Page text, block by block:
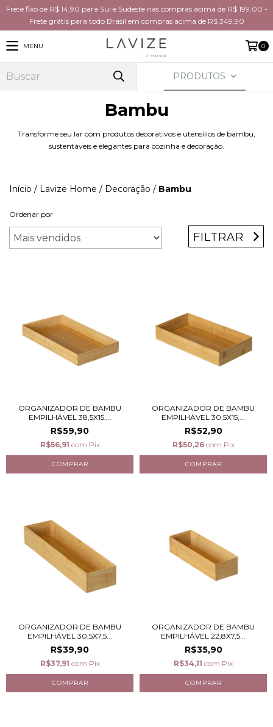
Frete fixo de R$ 14,90 para Sul e Sudeste nas compras acima de R$ 199,00 -
Frete grátis para todo Brasil em compras acima de R$ 349,90
MENU 0
PRODUTOS
Bambu
Transforme seu lar com produtos decorativos e utensílios de bambu,
sustentáveis e elegantes para cozinha e decoração.
Início / Lavize Home / Decoração / Bambu
Ordenar por
FILTRAR
ORGANIZADOR DE BAMBU
EMPILHÁVEL 38,5X15,...
R$59,90
R$56,91 com Pix
ORGANIZADOR DE BAMBU
EMPILHÁVEL 30,5X15,...
R$52,90
R$50,26 com Pix
ORGANIZADOR DE BAMBU
EMPILHÁVEL 30,5X7,5...
R$39,90
R$37,91 com Pix
ORGANIZADOR DE BAMBU
EMPILHÁVEL 22,8X7,5...
R$35,90
R$34,11 com Pix